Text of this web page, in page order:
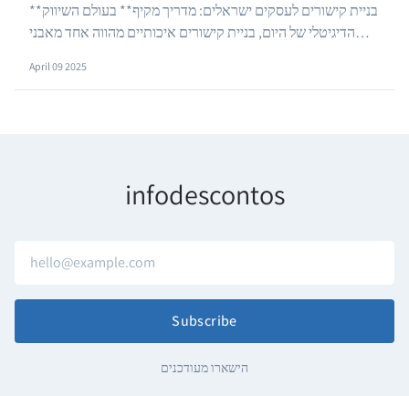
**בניית קישורים לעסקים ישראלים: מדריך מקיף** בעולם השיווק
הדיגיטלי של היום, בניית קישורים איכותיים מהווה אחד מאבני
April 09 2025
infodescontos
Subscribe
הישארו מעודכנים